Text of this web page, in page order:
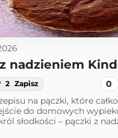
nadzieniem
2 Zapisz 0
na pączki, które
do domowych
słodkości – pączki z